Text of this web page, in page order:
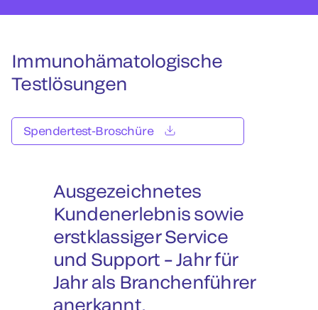
Immunohämatologische
Testlösungen
Spendertest-Broschüre
Ausgezeichnetes
Kundenerlebnis sowie
erstklassiger Service
und Support – Jahr für
Jahr als Branchenführer
anerkannt.